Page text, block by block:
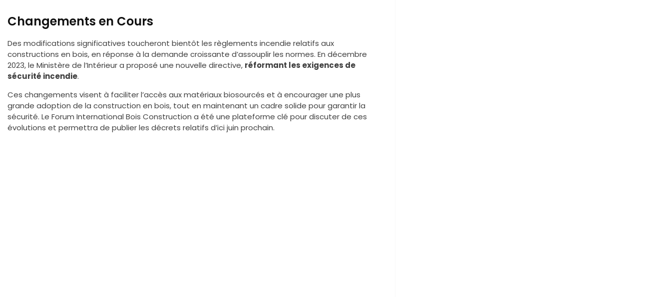
Changements en Cours
Des modifications significatives toucheront bientôt les règlements incendie relatifs aux
constructions en bois, en réponse à la demande croissante d’assouplir les normes. En décembre
2023, le Ministère de l’Intérieur a proposé une nouvelle directive, réformant les exigences de
sécurité incendie.
Ces changements visent à faciliter l’accès aux matériaux biosourcés et à encourager une plus
grande adoption de la construction en bois, tout en maintenant un cadre solide pour garantir la
sécurité. Le Forum International Bois Construction a été une plateforme clé pour discuter de ces
évolutions et permettra de publier les décrets relatifs d’ici juin prochain.